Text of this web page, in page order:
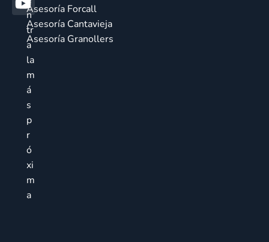
n
tr
a
la
m
á
s
p
r
ó
xi
m
a
Asesoría Forcall
Asesoría Cantavieja
Asesoría Granollers